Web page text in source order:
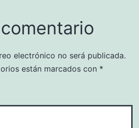
electrónico no será publicada.
están marcados con *